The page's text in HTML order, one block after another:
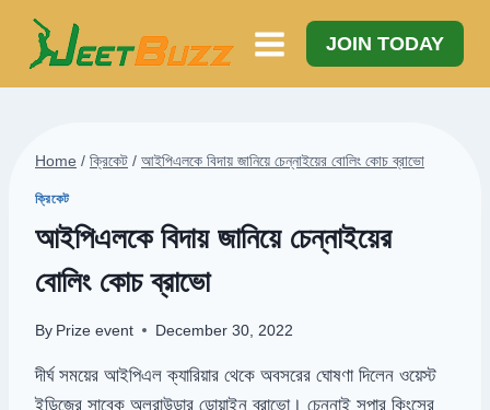
Skip
content
JOIN TODAY
Home / ক্রিকেট / আইপিএলকে বিদায় জানিয়ে চেন্নাইয়ের বোলিং কোচ ব্রাভো
ক্রিকেট
আইপিএলকে বিদায় জানিয়ে চেন্নাইয়ের
বোলিং কোচ ব্রাভো
By Prize event December 30, 2022
দীর্ঘ সময়ের আইপিএল ক্যারিয়ার থেকে অবসরের ঘোষণা দিলেন ওয়েস্ট
ইন্ডিজের সাবেক অলরাউন্ডার ডোয়াইন ব্রাভো। চেন্নাই সুপার কিংসের